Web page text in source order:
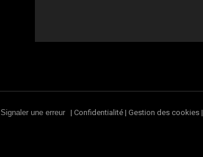
Signaler une erreur | Confidentialité| Gestion des cookies|